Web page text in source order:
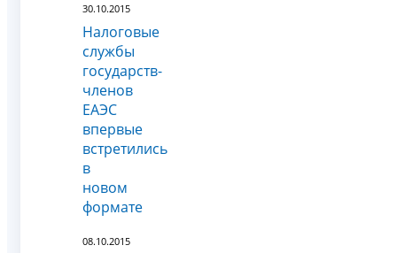
30.10.2015
Налоговые
службы
государств-
членов
ЕАЭС
впервые
встретились
в
новом
формате
08.10.2015